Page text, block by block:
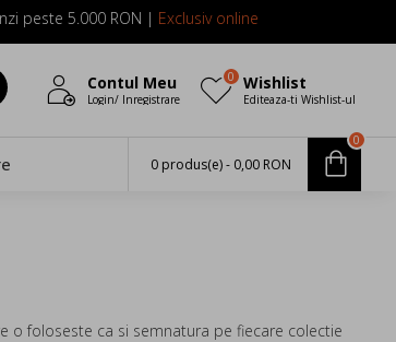
peste 5.000 RON | Exclusiv online
Contul Meu
Login/ Inregistrare
Wishlist
Editeaza-ti Wishlist-ul
0
0 produs(e) - 0,00 RON
0
o foloseste ca si semnatura pe fiecare colectie